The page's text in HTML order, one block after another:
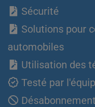
Sécurité
Solutions pour
automobiles
Utilisation des
Testé par
Désabonnement